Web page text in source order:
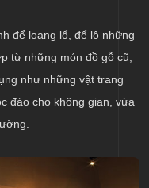
để loang lổ, để lộ những
từ những món đồ gỗ cũ,
như những vật trang
đáo cho không gian, vừa